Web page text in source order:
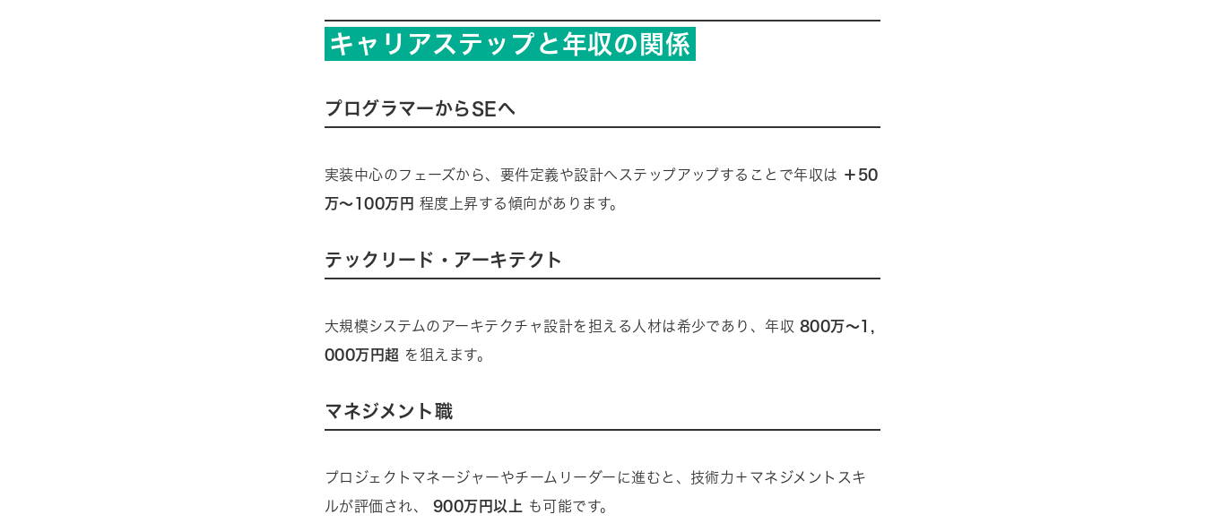
キャリアステップと年収の関係
プログラマーからSEへ
実装中心のフェーズから、要件定義や設計へステップアップすることで年収は ＋50
万〜100万円 程度上昇する傾向があります。
テックリード・アーキテクト
大規模システムのアーキテクチャ設計を担える人材は希少であり、年収 800万〜1,
000万円超 を狙えます。
マネジメント職
プロジェクトマネージャーやチームリーダーに進むと、技術力＋マネジメントスキ
ルが評価され、 900万円以上 も可能です。